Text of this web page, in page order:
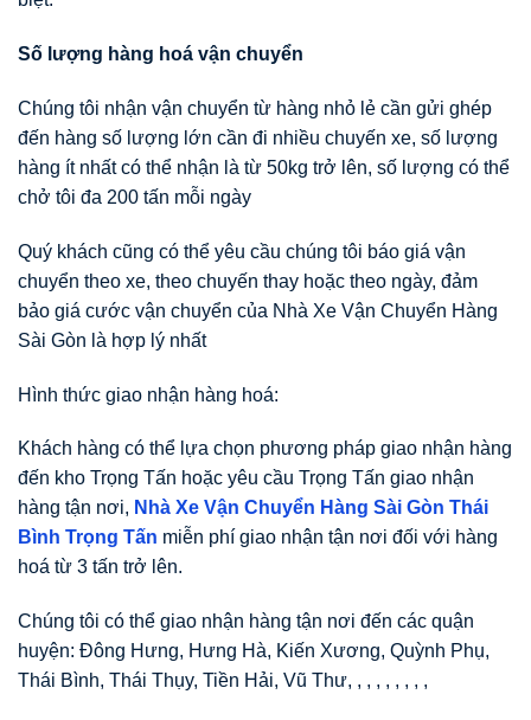
Số lượng hàng hoá vận chuyển
Chúng tôi nhận vận chuyển từ hàng nhỏ lẻ cần gửi ghép
đến hàng số lượng lớn cần đi nhiều chuyến xe, số lượng
hàng ít nhất có thể nhận là từ 50kg trở lên, số lượng có thể
chở tôi đa 200 tấn mỗi ngày
Quý khách cũng có thể yêu cầu chúng tôi báo giá vận
chuyển theo xe, theo chuyến thay hoặc theo ngày, đảm
bảo giá cước vận chuyển của Nhà Xe Vận Chuyển Hàng
Sài Gòn là hợp lý nhất
Hình thức giao nhận hàng hoá:
Khách hàng có thể lựa chọn phương pháp giao nhận hàng
đến kho Trọng Tấn hoặc yêu cầu Trọng Tấn giao nhận
hàng tận nơi, Nhà Xe Vận Chuyển Hàng Sài Gòn Thái
Bình Trọng Tấn miễn phí giao nhận tận nơi đối với hàng
hoá từ 3 tấn trở lên.
Chúng tôi có thể giao nhận hàng tận nơi đến các quận
huyện: Đông Hưng, Hưng Hà, Kiến Xương, Quỳnh Phụ,
Thái Bình, Thái Thụy, Tiền Hải, Vũ Thư, , , , , , , , ,